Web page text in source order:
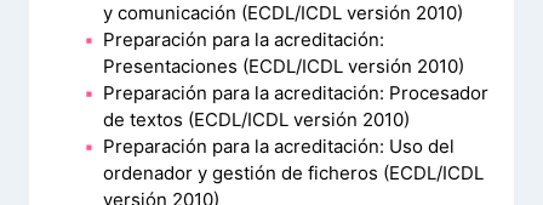
y comunicación (ECDL/ICDL versión 2010)
Preparación para la acreditación:
Presentaciones (ECDL/ICDL versión 2010)
Preparación para la acreditación: Procesador
de textos (ECDL/ICDL versión 2010)
Preparación para la acreditación: Uso del
ordenador y gestión de ficheros (ECDL/ICDL
versión 2010)